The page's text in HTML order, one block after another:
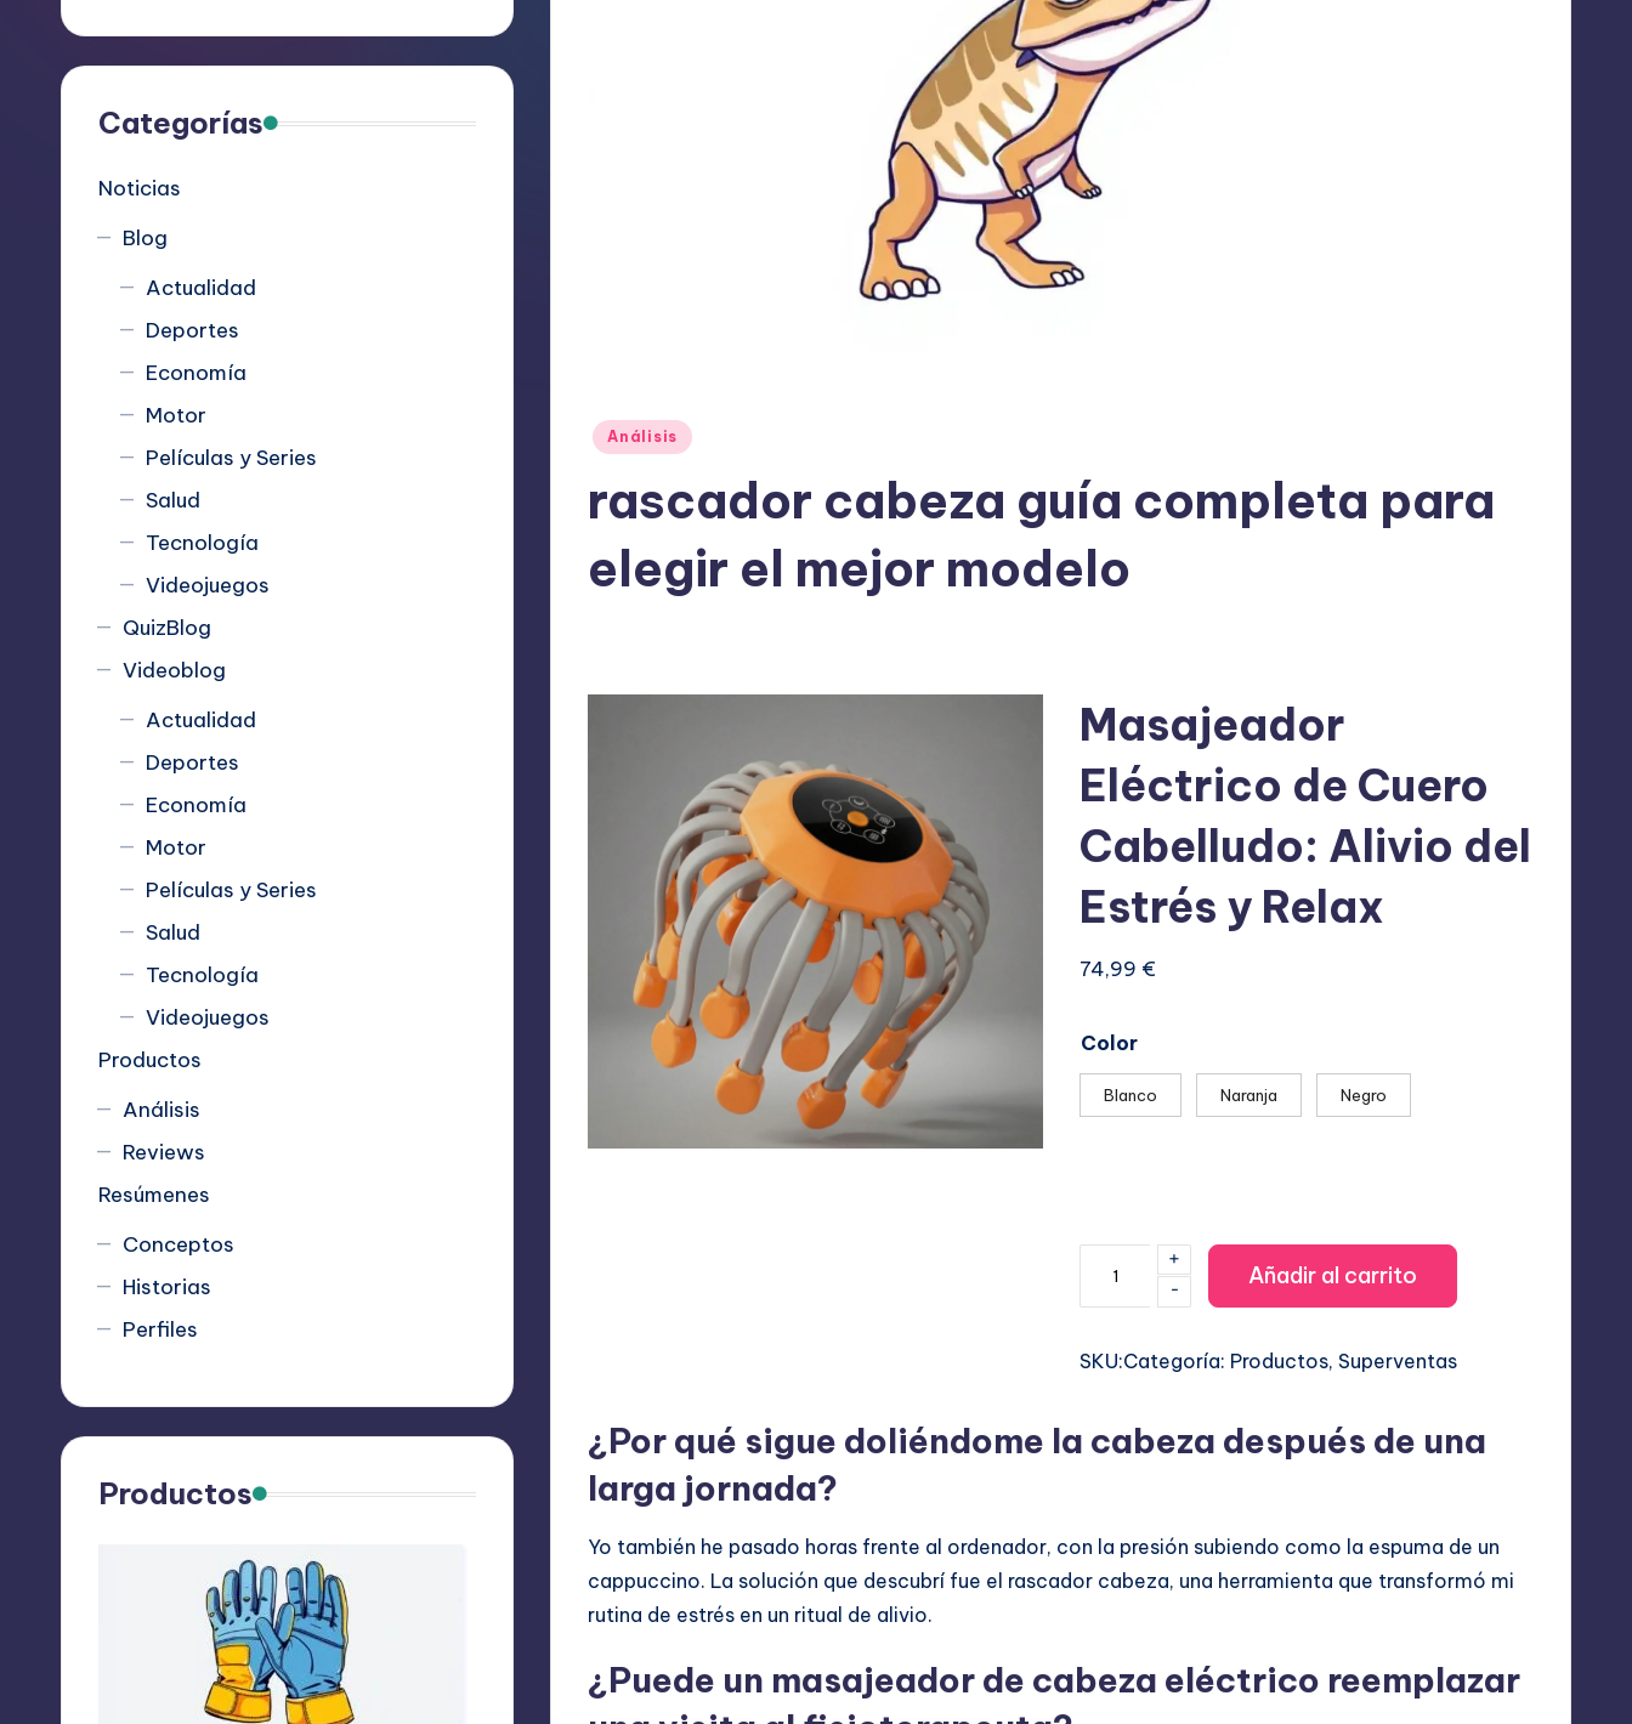
R
e
Publicado
Análisis
rascador cabeza guía completa para
elegir el mejor modelo
Masajeador
Eléctrico de Cuero
Cabelludo: Alivio del
Estrés y Relax
74,99 €
Color
Blanco Naranja Negro
Masajeador
Cuero
Alivio
Relax
-
+
Añadir al carrito
SKU:Categoría: Productos, Superventas
¿Por qué sigue doliéndome la cabeza después de una
larga jornada?
Yo también he pasado horas frente al ordenador, con la presión subiendo como la espuma de un
cappuccino. La solución que descubrí fue el rascador cabeza, una herramienta que transformó mi
rutina de estrés en un ritual de alivio.
¿Puede un masajeador de cabeza eléctrico reemplazar
Categorías
Noticias
Blog
Actualidad
Deportes
Economía
Motor
Películas y Series
Salud
Tecnología
Videojuegos
QuizBlog
Videoblog
Actualidad
Deportes
Economía
Motor
Películas y Series
Salud
Tecnología
Videojuegos
Productos
Análisis
Reviews
Resúmenes
Conceptos
Historias
Perfiles
Productos